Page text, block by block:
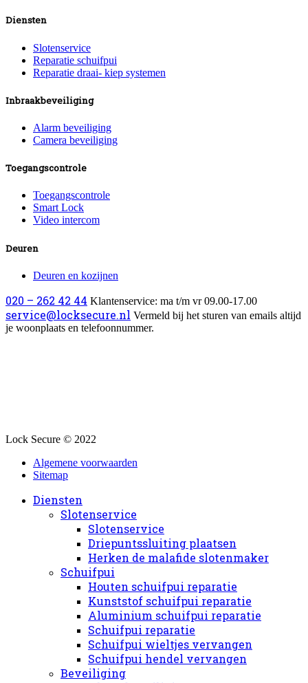
Diensten
Slotenservice
Reparatie schuifpui
Reparatie draai- kiep systemen
Inbraakbeveiliging
Alarm beveiliging
Camera beveiliging
Toegangscontrole
Toegangscontrole
Smart Lock
Video intercom
Deuren
Deuren en kozijnen
020 – 262 42 44 Klantenservice: ma t/m vr 09.00-17.00
service@locksecure.nl Vermeld bij het sturen van emails altijd
je woonplaats en telefoonnummer.
Lock Secure © 2022
Algemene voorwaarden
Sitemap
Diensten
Slotenservice
Slotenservice
Driepuntssluiting plaatsen
Herken de malafide slotenmaker
Schuifpui
Houten schuifpui reparatie
Kunststof schuifpui reparatie
Aluminium schuifpui reparatie
Schuifpui reparatie
Schuifpui wieltjes vervangen
Schuifpui hendel vervangen
Beveiliging